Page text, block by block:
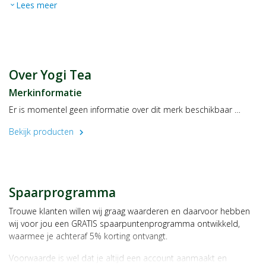
Bevat zoethout - mensen met een hoge bloeddruk dienen
Burchardstraße 24
D-20095 Hamburg
Duitsland
expand_more Lees meer
Over Yogi Tea
Merkinformatie
Er is momentel geen informatie over dit merk beschikbaar …
Bekijk producten
chevron_right
Spaarprogramma
Trouwe klanten willen wij graag waarderen en daarvoor hebben
wij voor jou een GRATIS spaarpuntenprogramma ontwikkeld,
waarmee je achteraf 5% korting ontvangt.
Voorwaarde is wel dat je altijd een account aanmaakt en